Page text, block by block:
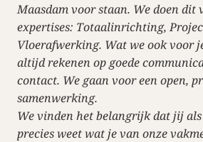
Maasdam voor staan. We doen dit
expertises: Totaalinrichting,
Vloerafwerking. Wat we ook voor
altijd rekenen op goede
contact. We gaan voor een open,
samenwerking.
We vinden het belangrijk dat jij
precies weet wat je van onze